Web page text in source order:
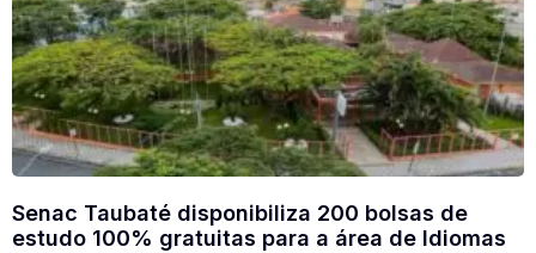
Senac Taubaté disponibiliza 200 bolsas de
estudo 100% gratuitas para a área de Idiomas